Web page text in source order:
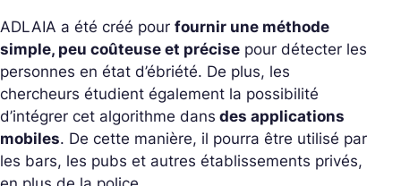
ADLAIA a été créé pour fournir une méthode
simple, peu coûteuse et précise pour détecter les
personnes en état d’ébriété. De plus, les
chercheurs étudient également la possibilité
d’intégrer cet algorithme dans des applications
mobiles. De cette manière, il pourra être utilisé par
les bars, les pubs et autres établissements privés,